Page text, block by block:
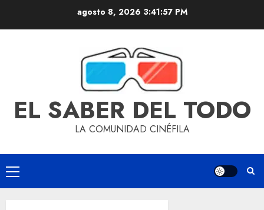
agosto 8, 2026 3:41:58 PM
EL SABER DEL TODO
LA COMUNIDAD CINÉFILA